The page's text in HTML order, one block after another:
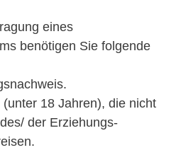
eines
benötigen Sie folgende
18 Jahren), die nicht
der Erziehungs-